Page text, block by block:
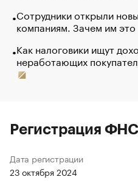
Сотрудники открыли
компаниям. Зачем им это
Как налоговики ищут
неработающих
Регистрация ФНС
Дата регистрации
23 октября 2024